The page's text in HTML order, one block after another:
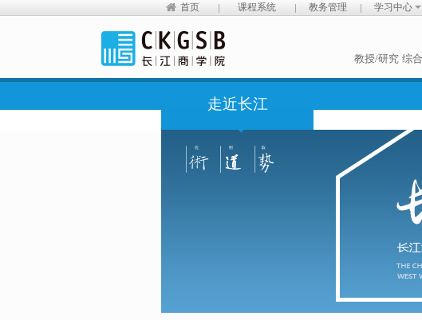
首页 课程系统 教务管理 学习中心
教授/研究 综
走近长江